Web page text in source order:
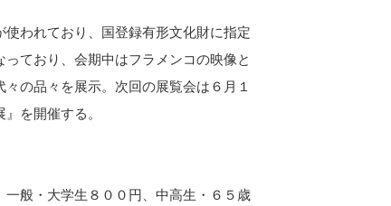
われており、国登録有形文化財に指定
ており、会期中はフラメンコの映像と
の品々を展示。次回の展覧会は６月１
を開催する。
・大学生８００円、中高生・６５歳